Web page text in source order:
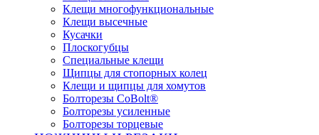
Клещи многофункциональные
Клещи высечные
Кусачки
Плоскогубцы
Специальные клещи
Щипцы для стопорных колец
Клещи и щипцы для хомутов
Болторезы CoBolt®
Болторезы усиленные
Болторезы торцевые